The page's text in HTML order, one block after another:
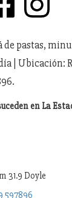
pastas,
| Ubicación:
en La
31.9 Doyle
597896